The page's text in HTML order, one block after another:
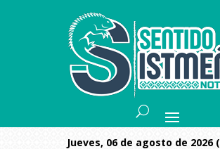
jueves, 06 de agosto de 2026